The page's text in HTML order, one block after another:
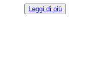
Leggi di più